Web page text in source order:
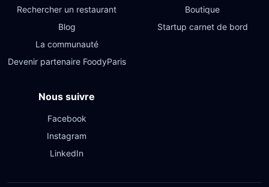
Rechercher un restaurant
Blog
La communauté
Devenir partenaire FoodyParis
Boutique
Startup carnet de bord
Nous suivre
Facebook
Instagram
LinkedIn